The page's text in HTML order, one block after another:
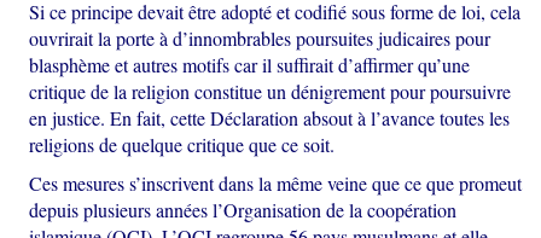
Si ce principe devait être adopté et codifié sous forme de loi, cela
ouvrirait la porte à d’innombrables poursuites judicaires pour
blasphème et autres motifs car il suffirait d’affirmer qu’une
critique de la religion constitue un dénigrement pour poursuivre
en justice. En fait, cette Déclaration absout à l’avance toutes les
religions de quelque critique que ce soit.
Ces mesures s’inscrivent dans la même veine que ce que promeut
depuis plusieurs années l’Organisation de la coopération